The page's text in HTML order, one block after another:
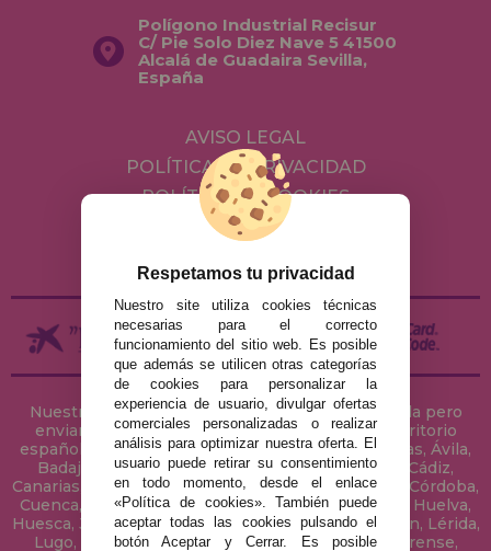
Polígono Industrial Recisur
C/ Pie Solo Diez Nave 5 41500
Alcalá de Guadaira Sevilla,
España
AVISO LEGAL
POLÍTICA DE PRIVACIDAD
POLÍTICA DE COOKIES
ENVÍOS Y DEVOLUCIONES
Nuestra tienda de puzzles está ubicada en Sevilla pero
enviamos tus puzzles a cualquier ciudad del territorio
español: Álava, Albacete, Alicante, Almería, Asturias, Ávila,
Badajoz, Baleares, Barcelona, Burgos, Cáceres, Cádiz,
Canarias, Cantabria, Castellón, Ceuta, Ciudad Real, Córdoba,
Cuenca, Gerona, Granada, Guadalajara, Guipúzcoa, Huelva,
Huesca, Jaén, La Coruña, La Rioja, Las Palmas, Leon, Lérida,
Lugo, Madrid, Málaga, Melilla, Murcia, Navarra, Orense,
Respetamos tu privacidad
Nuestro site utiliza cookies técnicas
necesarias para el correcto
funcionamiento del sitio web. Es posible
que además se utilicen otras categorías
de cookies para personalizar la
experiencia de usuario, divulgar ofertas
comerciales personalizadas o realizar
análisis para optimizar nuestra oferta. El
usuario puede retirar su consentimiento
en todo momento, desde el enlace
«Política de cookies». También puede
aceptar todas las cookies pulsando el
botón Aceptar y Cerrar. Es posible